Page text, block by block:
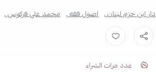
دار ابن حزم لبنان , اصول فقه , محمد علي فركوس ,
عدد مرات الشراء